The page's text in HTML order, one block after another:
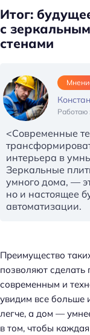
Итог:
с
стенами
Работаю
<Современные
интерьера в
Зеркальные
умного дома, —
но и настоящее
автоматизации.
Преимущество
позволяют сделать
современным и
увидим все больше
легче, а дом —
в том, чтобы